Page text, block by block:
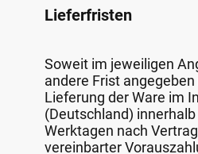
Lieferfristen
Soweit im jeweiligen
andere Frist
Lieferung der Ware im
(Deutschland) innerhalb
Werktagen nach
vereinbarter